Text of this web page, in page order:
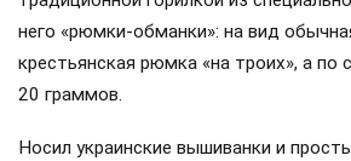
него «рюмки-обманки»: на вид
крестьянская рюмка «на троих», а по
20 граммов.
Носил украинские вышиванки и